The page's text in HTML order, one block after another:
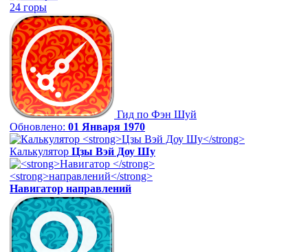
24 горы
Гид по Фэн Шуй
Обновлено: 01 Января 1970
Калькулятор Цзы Вэй Доу Шу
Навигатор направлений